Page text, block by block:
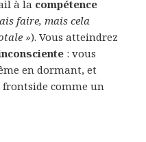
à la compétence
faire, mais cela
»). Vous atteindrez
: vous
en dormant, et
frontside comme un